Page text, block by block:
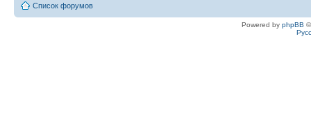
Список форумов
Powered by phpBB